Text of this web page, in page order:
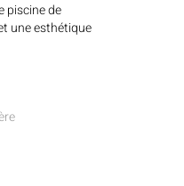
piscine de
une esthétique